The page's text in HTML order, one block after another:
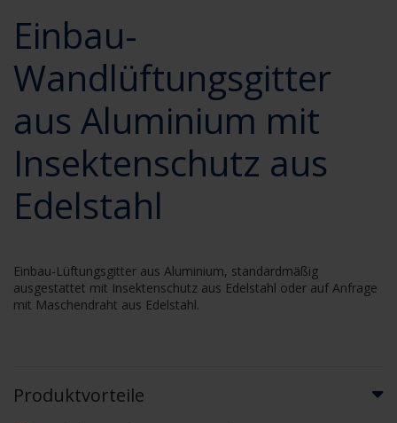
Einbau-
Wandlüftungsgitter
aus Aluminium mit
Insektenschutz aus
Edelstahl
Einbau-Lüftungsgitter aus Aluminium, standardmäßig
ausgestattet mit Insektenschutz aus Edelstahl oder auf Anfrage
mit Maschendraht aus Edelstahl.
Produktvorteile